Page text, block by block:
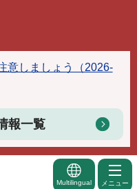
意しましょう（2026-
報一覧
Multilingual メニュー